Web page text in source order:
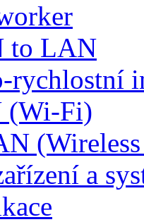
to LAN
rychlostní
(Wi-Fi)
a